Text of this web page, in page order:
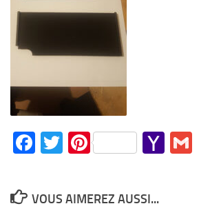
Facebook
TwitterPinterestYahoo
VOUS AIMEREZ AUSSI...